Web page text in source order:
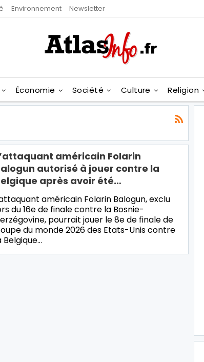
Environnement Newsletter
Économie Société Culture Religion
américain Folarin
autorisé à jouer contre la
après avoir été…
américain Folarin Balogun, exclu
du 16e de finale contre la Bosnie-
pourrait jouer le 8e de finale de
du monde 2026 des Etats-Unis contre
Belgique…